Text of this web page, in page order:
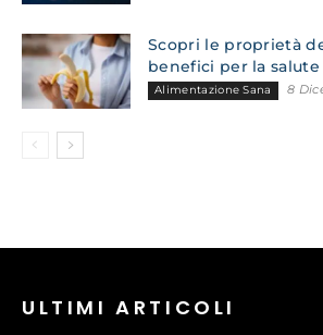
Scopri le proprietà
benefici per la salute
Alimentazione Sana 8
ULTIMI ARTICOLI